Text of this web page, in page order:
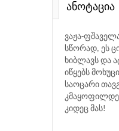
ანოტაცია
ვაჟა-
სწორად, ეს
ხიბლავს და
იწყებს
საოცარი
კიდეც მას!